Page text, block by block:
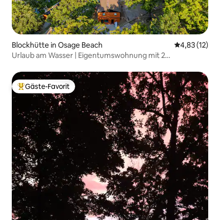
Blockhütte in Osage Beach
4,83 (12)
Urlaub am Wasser | Eigentumswohnung mit 2
Beliebter Gäste-Favorit.
Gäste-Favorit